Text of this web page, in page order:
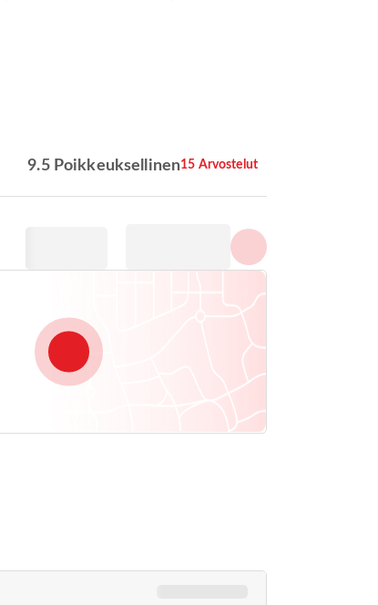
9.5 Poikkeuksellinen15 Arvostelut